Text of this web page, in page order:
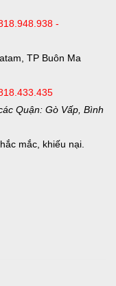
-
TP Buôn Ma
Quận: Gò Vấp, Bình
mắc, khiếu nại.